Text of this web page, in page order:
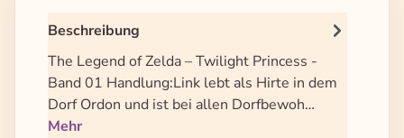
Beschreibung
The Legend of Zelda – Twilight Princess -
Band 01 Handlung:Link lebt als Hirte in dem
Dorf Ordon und ist bei allen Dorfbewoh…
Mehr